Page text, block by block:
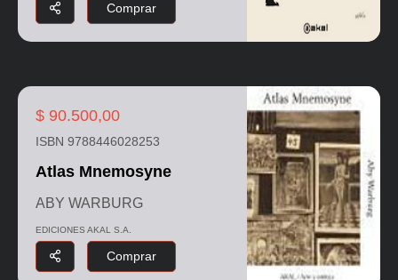
Comprar
$ 90.500,00
ISBN 9788446028253
Atlas Mnemosyne
ABY WARBURG
EDICIONES AKAL S.A.
Comprar